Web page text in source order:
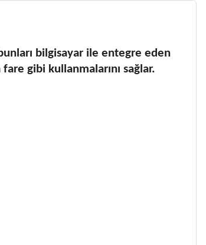
bilgisayar ile entegre eden
gibi kullanmalarını sağlar.